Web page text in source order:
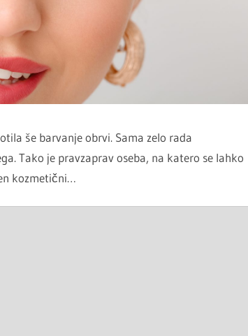
še barvanje obrvi. Sama zelo rada
Tako je pravzaprav oseba, na katero se lahko
kozmetični…